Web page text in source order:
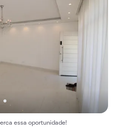
essa oportunidade!